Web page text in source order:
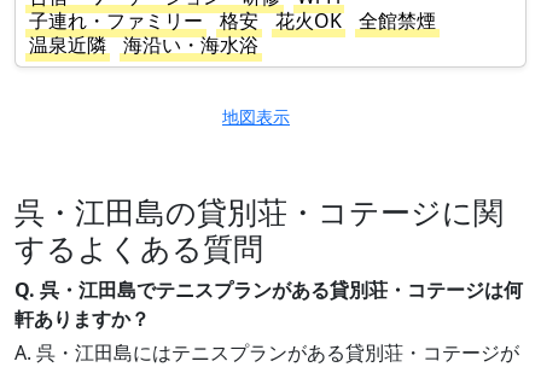
子連れ・ファミリー
格安 花火OK
全館禁煙
温泉近隣
海沿い・海水浴
地図表示
呉・江田島の貸別荘・コテージに関
するよくある質問
Q. 呉・江田島でテニスプランがある貸別荘・コテージは何
軒ありますか？
A. 呉・江田島にはテニスプランがある貸別荘・コテージが